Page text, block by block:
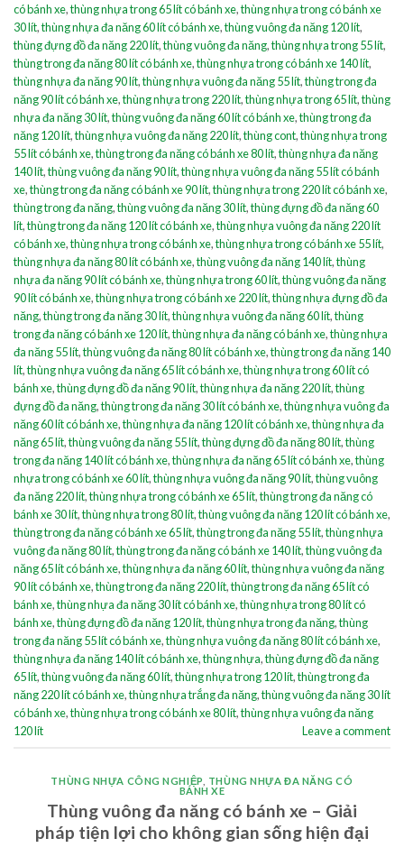
có bánh xe,thùng nhựa trong 65 lít có bánh xe,thùng nhựa trong có bánh xe
30 lít,thùng nhựa đa năng 60 lít có bánh xe,thùng vuông đa năng 120 lít,
thùng đựng đồ đa năng 220 lít,thùng vuông đa năng,thùng nhựa trong 55 lít,
thùng trong đa năng 80 lít có bánh xe,thùng nhựa trong có bánh xe 140 lít,
thùng nhựa đa năng 90 lít,thùng nhựa vuông đa năng 55 lít,thùng trong đa
năng 90 lít có bánh xe,thùng nhựa trong 220 lít,thùng nhựa trong 65 lít,thùng
nhựa đa năng 30 lít,thùng vuông đa năng 60 lít có bánh xe,thùng trong đa
năng 120 lít,thùng nhựa vuông đa năng 220 lít,thùng cont,thùng nhựa trong
55 lít có bánh xe,thùng trong đa năng có bánh xe 80 lít,thùng nhựa đa năng
140 lít,thùng vuông đa năng 90 lít,thùng nhựa vuông đa năng 55 lít có bánh
xe,thùng trong đa năng có bánh xe 90 lít,thùng nhựa trong 220 lít có bánh xe,
thùng trong đa năng,thùng vuông đa năng 30 lít,thùng đựng đồ đa năng 60
lít,thùng trong đa năng 120 lít có bánh xe,thùng nhựa vuông đa năng 220 lít
có bánh xe,thùng nhựa trong có bánh xe,thùng nhựa trong có bánh xe 55 lít,
thùng nhựa đa năng 80 lít có bánh xe,thùng vuông đa năng 140 lít,thùng
nhựa đa năng 90 lít có bánh xe,thùng nhựa trong 60 lít,thùng vuông đa năng
90 lít có bánh xe,thùng nhựa trong có bánh xe 220 lít,thùng nhựa đựng đồ đa
năng,thùng trong đa năng 30 lít,thùng nhựa vuông đa năng 60 lít,thùng
trong đa năng có bánh xe 120 lít,thùng nhựa đa năng có bánh xe,thùng nhựa
đa năng 55 lít,thùng vuông đa năng 80 lít có bánh xe,thùng trong đa năng 140
lít,thùng nhựa vuông đa năng 65 lít có bánh xe,thùng nhựa trong 60 lít có
bánh xe,thùng đựng đồ đa năng 90 lít,thùng nhựa đa năng 220 lít,thùng
đựng đồ đa năng,thùng trong đa năng 30 lít có bánh xe,thùng nhựa vuông đa
năng 60 lít có bánh xe,thùng nhựa đa năng 120 lít có bánh xe,thùng nhựa đa
năng 65 lít,thùng vuông đa năng 55 lít,thùng đựng đồ đa năng 80 lít,thùng
trong đa năng 140 lít có bánh xe,thùng nhựa đa năng 65 lít có bánh xe,thùng
nhựa trong có bánh xe 60 lít,thùng nhựa vuông đa năng 90 lít,thùng vuông
đa năng 220 lít,thùng nhựa trong có bánh xe 65 lít,thùng trong đa năng có
bánh xe 30 lít,thùng nhựa trong 80 lít,thùng vuông đa năng 120 lít có bánh xe,
thùng trong đa năng có bánh xe 65 lít,thùng trong đa năng 55 lít,thùng nhựa
vuông đa năng 80 lít,thùng trong đa năng có bánh xe 140 lít,thùng vuông đa
năng 65 lít có bánh xe,thùng nhựa đa năng 60 lít,thùng nhựa vuông đa năng
90 lít có bánh xe,thùng trong đa năng 220 lít,thùng trong đa năng 65 lít có
bánh xe,thùng nhựa đa năng 30 lít có bánh xe,thùng nhựa trong 80 lít có
bánh xe,thùng đựng đồ đa năng 120 lít,thùng nhựa trong đa năng,thùng
trong đa năng 55 lít có bánh xe,thùng nhựa vuông đa năng 80 lít có bánh xe,
thùng nhựa đa năng 140 lít có bánh xe,thùng nhựa,thùng đựng đồ đa năng
65 lít,thùng vuông đa năng 60 lít,thùng nhựa trong 120 lít,thùng trong đa
năng 220 lít có bánh xe,thùng nhựa trắng đa năng,thùng vuông đa năng 30 lít
có bánh xe,thùng nhựa trong có bánh xe 80 lít,thùng nhựa vuông đa năng
120 lít
Leave a comment
THÙNG NHỰA CÔNG NGHIỆP
THÙNG NHỰA ĐA NĂNG CÓ
BÁNH XE
Thùng vuông đa năng có bánh xe – Giải
pháp tiện lợi cho không gian sống hiện đại